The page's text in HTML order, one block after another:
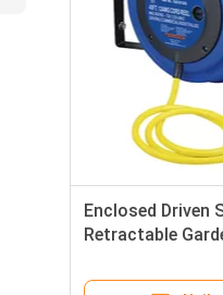
Enclosed Driven
Retractable